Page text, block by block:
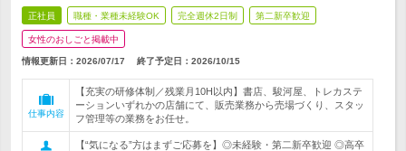
正社員 職種・業種未経験OK 完全週休2日制 第二新卒歓迎
女性のおしごと掲載中
情報更新日：2026/07/17 終了予定日： 2026/10/15
仕事内容
【充実の研修体制／残業月10H以内】書店、駿河屋、トレカステ
ーションいずれかの店舗にて、販売業務から売場づくり、スタッ
フ管理等の業務をお任せ。
【“気になる”方はまずご応募を】◎未経験・第二新卒歓迎 ◎高卒